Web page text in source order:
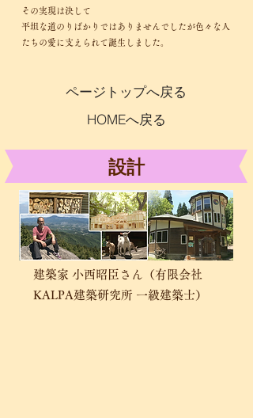
その実現は決して
平坦な道のりばか りではありませんでしたが色々な 人
たちの愛に支えられて誕生しました。
ページトップへ戻る
HOMEへ戻る
設計
建築家 小西昭臣さん（有限会社
KALPA建築研究所 一級建築士）